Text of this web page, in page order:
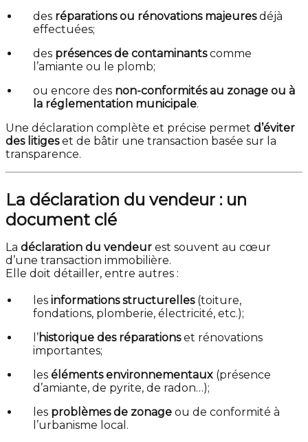
des réparations ou rénovations majeuresdéjà
effectuées;
des présences de contaminantscomme
l’amiante ou le plomb;
ou encore des non-conformités au zonage ou à
la réglementation municipale.
Une déclaration complète et précise permet d’éviter
des litigeset de bâtir une transaction basée sur la
transparence.
La déclaration du vendeur : un
document clé
La déclaration du vendeur est souvent au cœur
d’une transaction immobilière.
Elle doit détailler, entre autres :
les informations structurelles(toiture,
fondations, plomberie, électricité, etc.);
l’historique des réparationset rénovations
importantes;
les éléments environnementaux (présence
d’amiante, de pyrite, de radon…);
les problèmes de zonage ou de conformité à
l’urbanisme local.